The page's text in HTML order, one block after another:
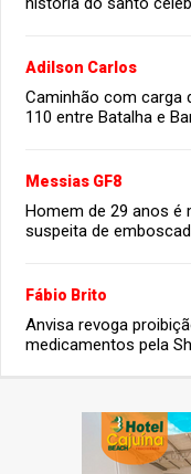
Adilson Carlos
Caminhão com carga
110 entre Batalha e
Messias GF8
Homem de 29 anos é
suspeita de
Fábio Brito
Anvisa revoga
medicamentos pela